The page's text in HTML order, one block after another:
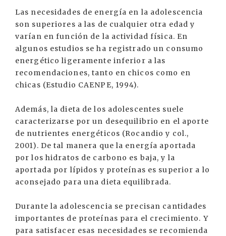
Las necesidades de energía en la adolescencia
son superiores a las de cualquier otra edad y
varían en función de la actividad física. En
algunos estudios se ha registrado un consumo
energético ligeramente inferior a las
recomendaciones, tanto en chicos como en
chicas (Estudio CAENPE, 1994).
Además, la dieta de los adolescentes suele
caracterizarse por un desequilibrio en el aporte
de nutrientes energéticos (Rocandio y col.,
2001). De tal manera que la energía aportada
por los hidratos de carbono es baja, y la
aportada por lípidos y proteínas es superior a lo
aconsejado para una dieta equilibrada.
Durante la adolescencia se precisan cantidades
importantes de proteínas para el crecimiento. Y
para satisfacer esas necesidades se recomienda